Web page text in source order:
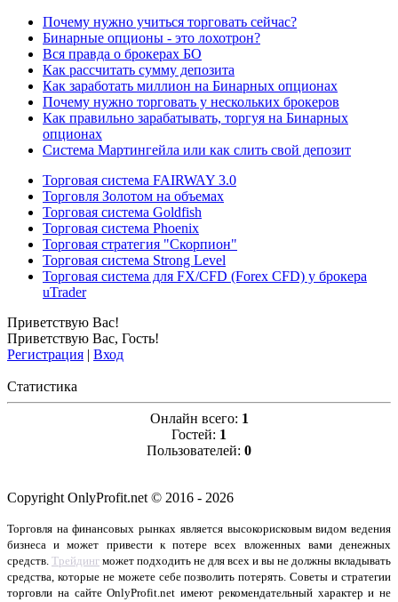
Почему нужно учиться торговать сейчас?
Бинарные опционы - это лохотрон?
Вся правда о брокерах БО
Как рассчитать сумму депозита
Как заработать миллион на Бинарных опционах
Почему нужно торговать у нескольких брокеров
Как правильно зарабатывать, торгуя на Бинарных
опционах
Система Мартингейла или как слить свой депозит
Торговая система FAIRWAY 3.0
Торговля Золотом на объемах
Торговая система Goldfish
Торговая система Phoenix
Торговая стратегия "Скорпион"
Торговая система Strong Level
Торговая система для FX/CFD (Forex CFD) у брокера
uTrader
Приветствую Вас!
Приветствую Вас, Гость!
Регистрация | Вход
Статистика
Онлайн всего: 1
Гостей: 1
Пользователей: 0
Copyright OnlyProfit.net © 2016 - 2026
Торговля на финансовых рынках является высокорисковым видом ведения
бизнеса и может привести к потере всех вложенных вами денежных
средств. Трейдинг может подходить не для всех и вы не должны вкладывать
средства, которые не можете себе позволить потерять. Советы и стратегии
торговли на сайте OnlyProfit.net имеют рекомендательный характер и не